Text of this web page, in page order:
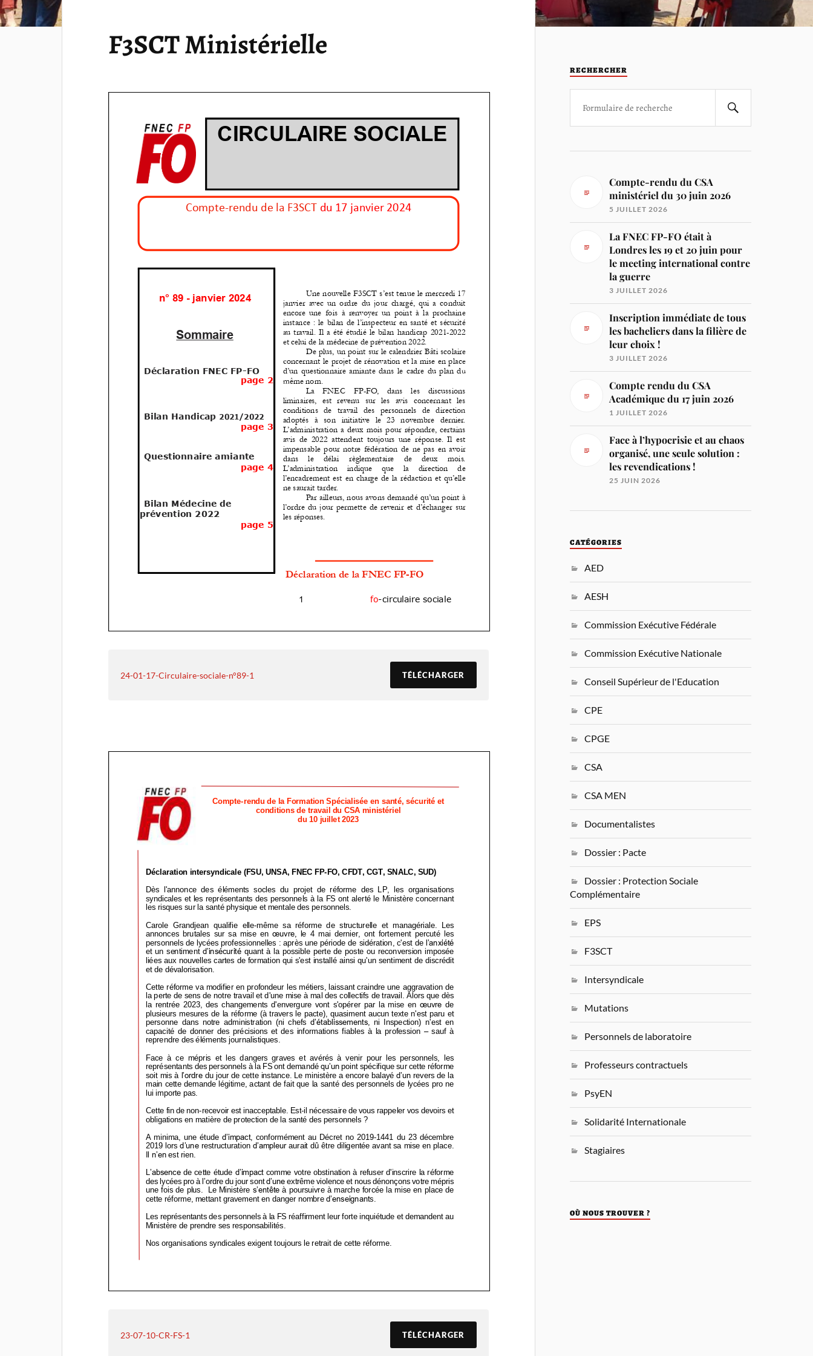
F3SCT Ministérielle
24-01-17-Circulaire-sociale-n°89-1 TÉLÉCHARGER
23-07-10-CR-FS-1 TÉLÉCHARGER
RECHERCHER
Compte-rendu du CSA
ministériel du 30 juin 2026
5 JUILLET 2026
La FNEC FP-FO était à
Londres les 19 et 20 juin pour
le meeting international contre
la guerre
3 JUILLET 2026
Inscription immédiate de tous
les bacheliers dans la filière de
leur choix !
3 JUILLET 2026
Compte rendu du CSA
Académique du 17 juin 2026
1 JUILLET 2026
Face à l’hypocrisie et au chaos
organisé, une seule solution :
les revendications !
25 JUIN 2026
CATÉGORIES
AED
AESH
Commission Exécutive Fédérale
Commission Exécutive Nationale
Conseil Supérieur de l'Education
CPE
CPGE
CSA
CSA MEN
Documentalistes
Dossier : Pacte
Dossier : Protection Sociale
Complémentaire
EPS
F3SCT
Intersyndicale
Mutations
Personnels de laboratoire
Professeurs contractuels
PsyEN
Solidarité Internationale
Stagiaires
OÙ NOUS TROUVER ?